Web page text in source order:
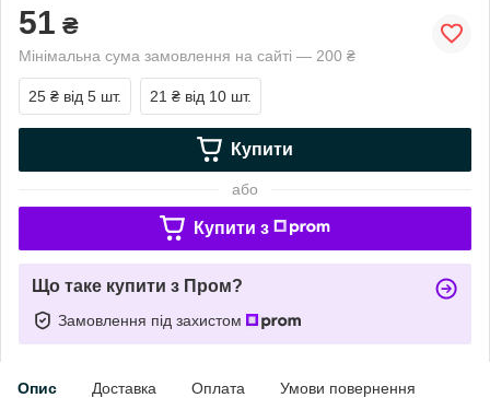
51 ₴
Мінімальна сума замовлення на сайті — 200 ₴
25 ₴ від 5 шт. 21 ₴ від 10 шт.
Купити
або
Купити з
Що таке купити з Пром?
Замовлення під захистом
Опис Доставка Оплата Умови повернення